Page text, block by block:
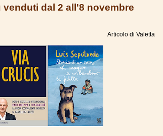
dal 2 all'8 novembre
Articolo di Valetta